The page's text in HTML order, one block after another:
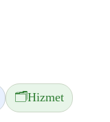
🗂️Hizmet